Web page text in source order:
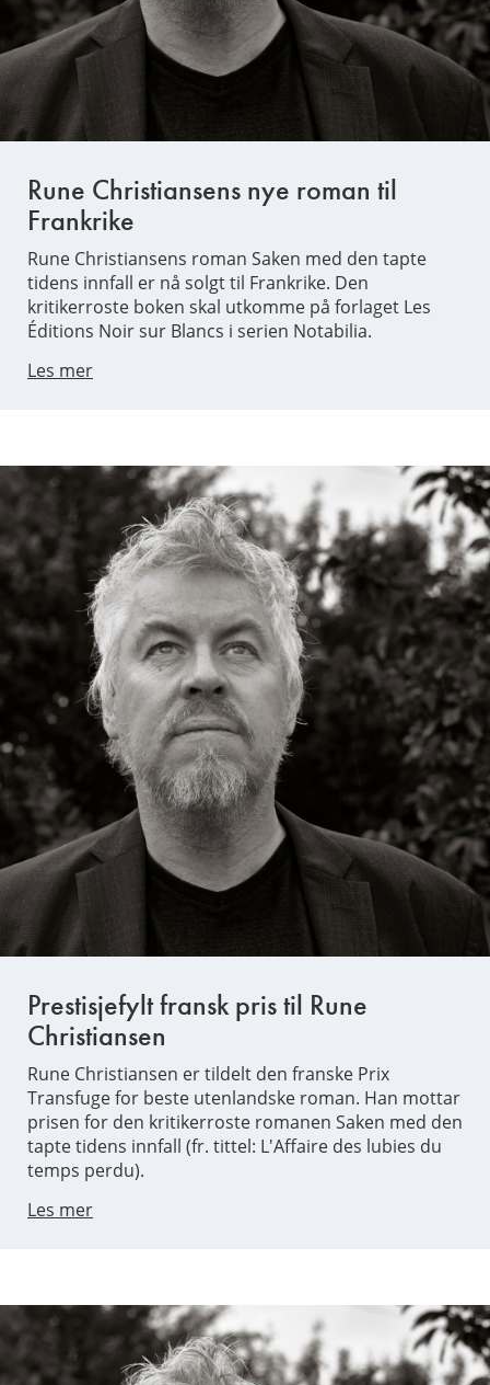
Rune Christiansens nye roman til
Frankrike
Rune Christiansens roman Saken med den tapte
tidens innfall er nå solgt til Frankrike. Den
kritikerroste boken skal utkomme på forlaget Les
Éditions Noir sur Blancs i serien Notabilia.
Les mer
Prestisjefylt fransk pris til Rune
Christiansen
Rune Christiansen er tildelt den franske Prix
Transfuge for beste utenlandske roman. Han mottar
prisen for den kritikerroste romanen Saken med den
tapte tidens innfall (fr. tittel: L'Affaire des lubies du
temps perdu).
Les mer